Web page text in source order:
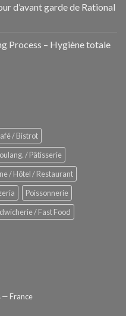
d’avant garde de Rational
Process – Hygiène totale
/ Bistrot
/ Pâtisserie
/ Hôtel / Restaurant
Poissonnerie
/ Fast Food
— France